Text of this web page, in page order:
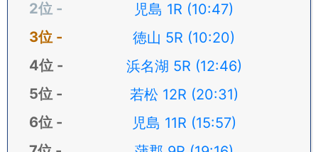
児島 1R (10:47)
徳山 5R (10:20)
浜名湖 5R (12:46)
若松 12R (20:31)
児島 11R (15:57)